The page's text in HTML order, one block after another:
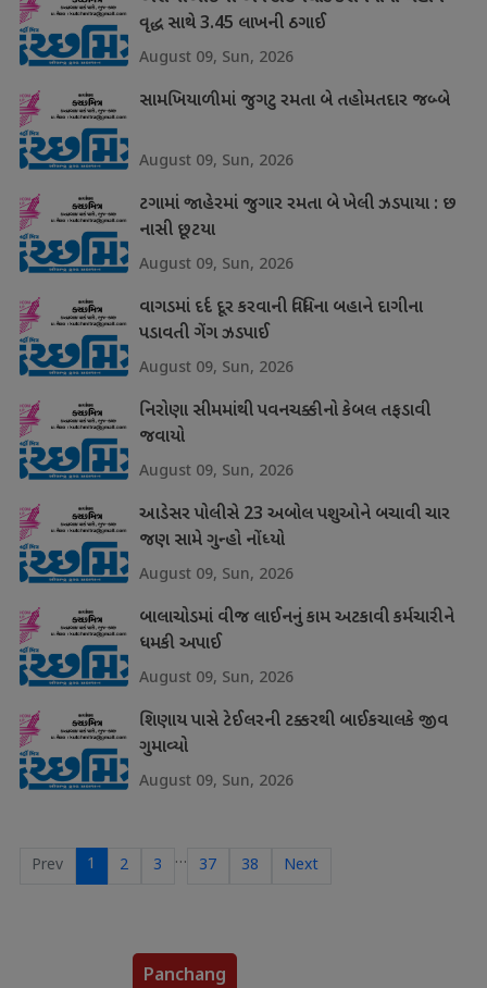
વૃદ્ધ સાથે 3.45 લાખની ઠગાઈ
August 09, Sun, 2026
સામખિયાળીમાં જુગટુ રમતા બે તહોમતદાર જબ્બે
August 09, Sun, 2026
ટગામાં જાહેરમાં જુગાર રમતા બે ખેલી ઝડપાયા : છ
નાસી છૂટયા
August 09, Sun, 2026
વાગડમાં દર્દ દૂર કરવાની વિધિના બહાને દાગીના
પડાવતી ગેંગ ઝડપાઈ
August 09, Sun, 2026
નિરોણા સીમમાંથી પવનચક્કીનો કેબલ તફડાવી
જવાયો
August 09, Sun, 2026
આડેસર પોલીસે 23 અબોલ પશુઓને બચાવી ચાર
જણ સામે ગુન્હો નોંધ્યો
August 09, Sun, 2026
બાલાચોડમાં વીજ લાઈનનું કામ અટકાવી કર્મચારીને
ધમકી અપાઈ
August 09, Sun, 2026
શિણાય પાસે ટેઈલરની ટક્કરથી બાઈકચાલકે જીવ
ગુમાવ્યો
August 09, Sun, 2026
Prev 1 2 3 … 37 38 Next
Panchang